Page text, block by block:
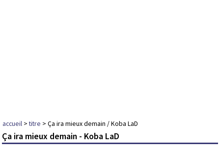
accueil >titre > Ça ira mieux demain / Koba LaD
Ça ira mieux demain - Koba LaD